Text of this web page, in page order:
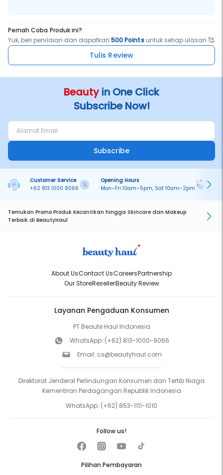
Pernah Coba Produk ini?
Yuk, beri penilaian dan dapatkan500 Pointsuntuk setiap ulasan 🥰
Tulis Review
Beautyin One Click
Subscribe Now!
Subscribe
Customer Service
+62 813 1000 9066
Opening Hours
Mon–Fri 10am–5pm, Sat 10am–2pm
Temukan Promo Produk Kecantikan hingga Skincare dan Makeup
Terbaik di BeautyHaul
About UsContact UsCareersPartnership
Our StoreResellerBeauty Review
Layanan Pengaduan Konsumen
PT Beaute Haul Indonesia
WhatsApp: (+62) 813-1000-9066
Email: cs@beautyhaul.com
Direktorat Jenderal Perlindungan Konsumen dan Tertib Niaga
Kementrian Perdagangan Republik Indonesia
WhatsApp: (+62) 853-1111-1010
Pilihan Pembayaran
Follow us!